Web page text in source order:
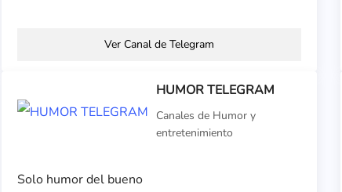
Ver Canal de Telegram
HUMOR TELEGRAM
Canales de Humor y
entretenimiento
Solo humor del bueno